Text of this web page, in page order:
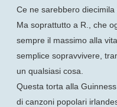
Ce ne sarebbero
Ma soprattutto a R., che
sempre il massimo alla
semplice sopravvivere,
un qualsiasi cosa.
Questa torta alla
di canzoni popolari